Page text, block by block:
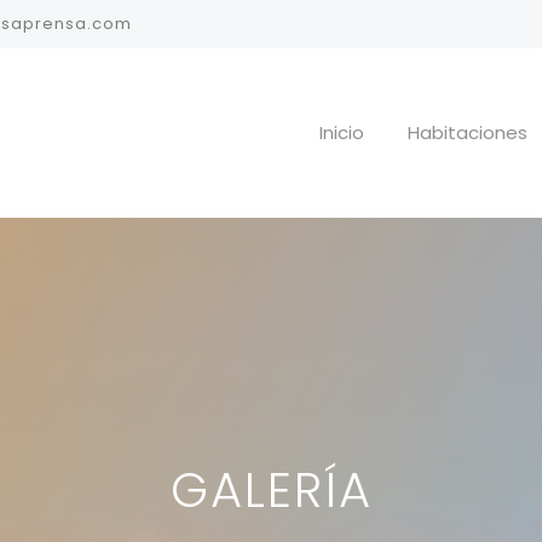
Inicio Habitaciones
GALERÍA